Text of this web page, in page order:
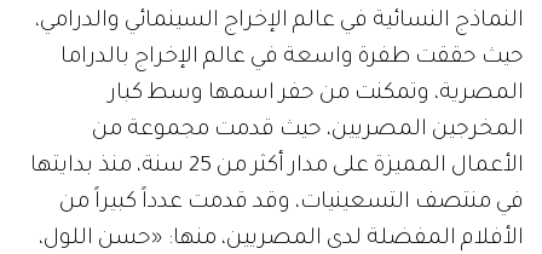
النماذج النسائية في عالم الإخراج السينمائي والدرامي،
حيث حققت طفرة واسعة في عالم الإخراج بالدراما
المصرية، وتمكنت من حفر اسمها وسط كبار
المخرجين المصريين، حيث قدمت مجموعة من
الأعمال المميزة على مدار أكثر من 25 سنة، منذ بدايتها
في منتصف التسعينيات، وقد قدمت عدداً كبيراً من
الأفلام المفضلة لدى المصريين، منها: «حسن اللول،